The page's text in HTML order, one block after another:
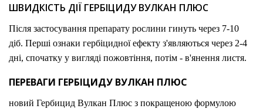
ШВИДКІСТЬ ДІЇ ГЕРБІЦИДУ ВУЛКАН ПЛЮС
Після застосування препарату рослини гинуть через 7-10
діб. Перші ознаки гербіцидної ефекту з'являються через 2-4
дні, спочатку у вигляді пожовтіння, потім - в'янення листя.
ПЕРЕВАГИ ГЕРБІЦИДУ ВУЛКАН ПЛЮС
новий Гербицид Вулкан Плюс з покращеною формулою